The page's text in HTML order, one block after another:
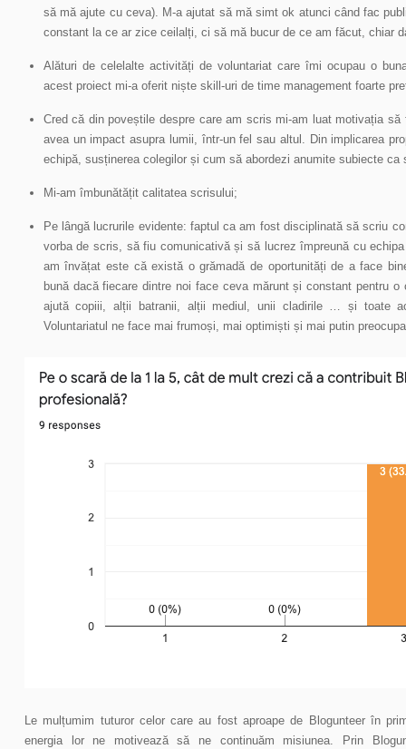
să mă ajute cu ceva). M-a ajutat să mă simt ok atunci când fac
constant la ce ar zice ceilalți, ci să mă bucur de ce am făcut, chiar
Alături de celelalte activități de voluntariat care îmi ocupau o
acest proiect mi-a oferit niște skill-uri de time management foarte
Cred că din poveștile despre care am scris mi-am luat motivația
avea un impact asupra lumii, într-un fel sau altul. Din implicarea
echipă, susținerea colegilor și cum să abordezi anumite subiecte ca
Mi-am îmbunătățit calitatea scrisului;
Pe lângă lucrurile evidente: faptul ca am fost disciplinată să scriu
vorba de scris, să fiu comunicativă și să lucrez împreună cu
am învățat este că există o grămadă de oportunități de a face
bună dacă fiecare dintre noi face ceva mărunt și constant pentru
ajută copiii, alții batranii, alții mediul, unii cladirile … și toate
Voluntariatul ne face mai frumoși, mai optimiști și mai putin
Le mulțumim tuturor celor care au fost aproape de Blogunteer în
energia lor ne motivează să ne continuăm misiunea. Prin